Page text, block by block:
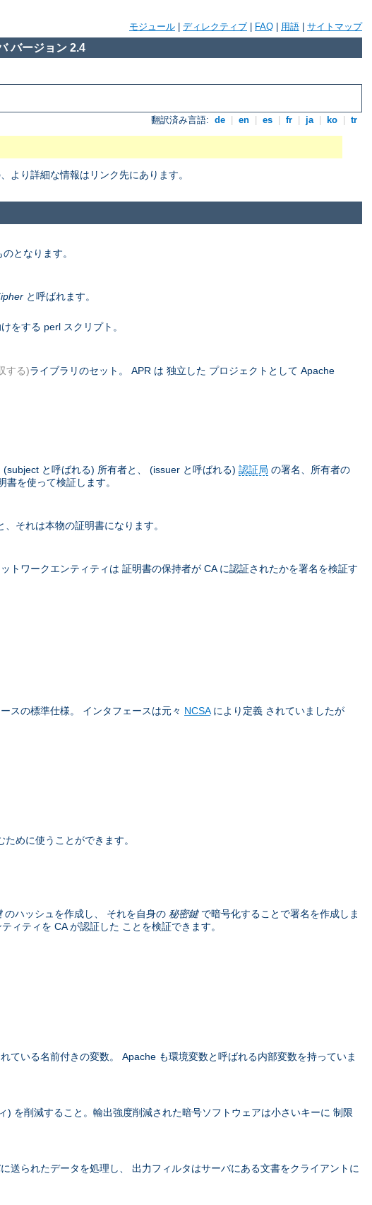
モジュール ディレクティブ FAQ 用語 サイトマップ
バージョン 2.4
翻訳済み言語: de en es fr ja ko tr
より詳細な情報はリンク先にあります。
となります。
と呼ばれます。
をする perl スクリプト。
する)ライブラリのセット。 APR は 独立した プロジェクトとして Apache
と呼ばれる) 所有者と、 (issuer と呼ばれる) 認証局 の署名、所有者の
を使って検証します。
それは本物の証明書になります。
ワークエンティティは 証明書の保持者が CA に認証されたかを署名を検証す
スの標準仕様。 インタフェースは元々 NCSAにより定義 されていましたが
めに使うことができます。
のハッシュを作成し、 それを自身の 秘密鍵で暗号化することで署名を作成しま
ィティを CA が認証した ことを検証できます。
いる名前付きの変数。 Apache も環境変数と呼ばれる内部変数を持っていま
) を削減すること。輸出強度削減された暗号ソフトウェアは小さいキーに 制限
られたデータを処理し、 出力フィルタはサーバにある文書をクライアントに